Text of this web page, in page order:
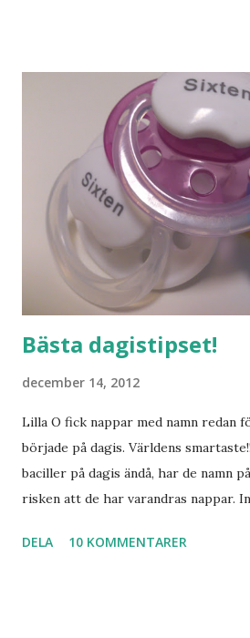
lånade från www.ystad.se
Bästa dagistipset!
december 14, 2012
Lilla O fick nappar med namn redan
började på dagis. Världens
baciller på dagis ändå, har de namn
risken att de har varandras nappar.
annars. Nu ska ju inte Lilla S börja
DELA 10 KOMMENTARER